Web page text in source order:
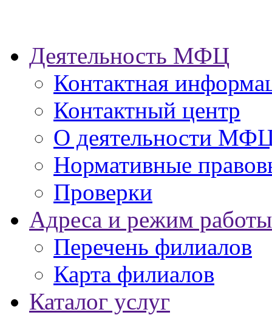
Деятельность МФЦ
Контактная
Контактный центр
О деятельности
Нормативные
Проверки
Адреса и режим работы
Перечень филиалов
Карта филиалов
Каталог услуг